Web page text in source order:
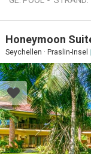
Honeymoon
Seychellen · Praslin-Insel